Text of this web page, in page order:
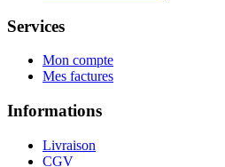
Services
Mon compte
Mes factures
Informations
Livraison
CGV